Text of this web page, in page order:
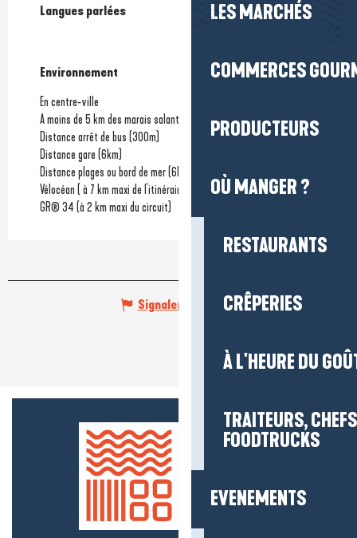
LES MARCHÉS
COMMERCES
PRODUCTEURS
OÙ MANGER ?
RESTAURANTS
CRÊPERIES
À L'HEURE DU
TRAITEURS,
FOODTRUCKS
EVENEMENTS
Langues parlées
Langues parlées
Environnement
Environnement
En centre-ville
A moins de 5 km des marais salants
Distance arrêt de bus (300m)
Distance gare (6km)
Distance plages ou bord de mer(6km)
Vélocéan ( à 7 km maxi de l'itinéraire)
GR® 34 (à 2 km maxi du circuit)
Signaler une erreur